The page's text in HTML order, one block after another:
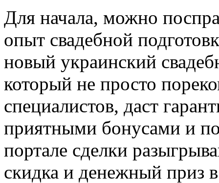
Для начала, можно
опыт свадебной
новый украинский
который не просто
специалистов, даст
приятными бонусами и
портале сделки
скидка и денежный приз